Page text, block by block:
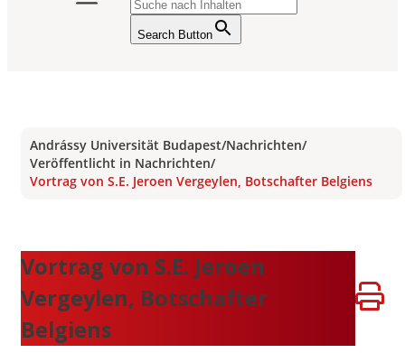
Search Button
Andrássy Universität Budapest/Nachrichten/
Veröffentlicht in Nachrichten/
Vortrag von S.E. Jeroen Vergeylen, Botschafter Belgiens
Vortrag von S.E. Jeroen
Vergeylen, Botschafter
Belgiens